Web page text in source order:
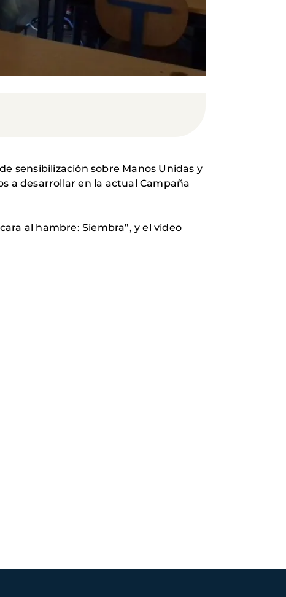
sensibilización sobre Manos Unidas y
a desarrollar en la actual Campaña
al hambre: Siembra”, y el video